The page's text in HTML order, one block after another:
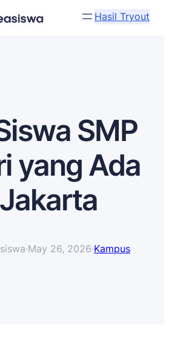
Hasil Tryout
SMP
yang Ada
·May 26, 2026·Kampus